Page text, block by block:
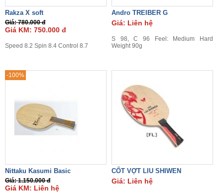
Rakza X soft
Giá: 780.000 đ
Giá KM: 750.000 đ
Speed 8.2 Spin 8.4 Control 8.7
Andro TREIBER G
Giá: Liên hệ
S 98, C 96 Feel: Medium Hard
Weight 90g
-100%
Nittaku Kasumi Basic
Giá: 1.150.000 đ
Giá KM: Liên hệ
CỐT VỢT LIU SHIWEN
Giá: Liên hệ